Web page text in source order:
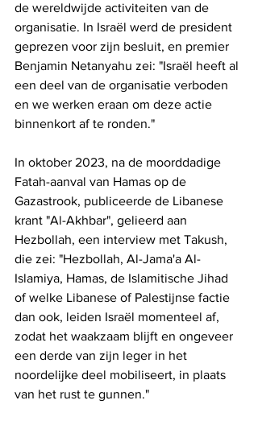
de wereldwijde activiteiten van de
organisatie. In Israël werd de president
geprezen voor zijn besluit, en premier
Benjamin Netanyahu zei: "Israël heeft al
een deel van de organisatie verboden
en we werken eraan om deze actie
binnenkort af te ronden."
In oktober 2023, na de moorddadige
Fatah-aanval van Hamas op de
Gazastrook, publiceerde de Libanese
krant "Al-Akhbar", gelieerd aan
Hezbollah, een interview met Takush,
die zei: "Hezbollah, Al-Jama'a Al-
Islamiya, Hamas, de Islamitische Jihad
of welke Libanese of Palestijnse factie
dan ook, leiden Israël momenteel af,
zodat het waakzaam blijft en ongeveer
een derde van zijn leger in het
noordelijke deel mobiliseert, in plaats
van het rust te gunnen."